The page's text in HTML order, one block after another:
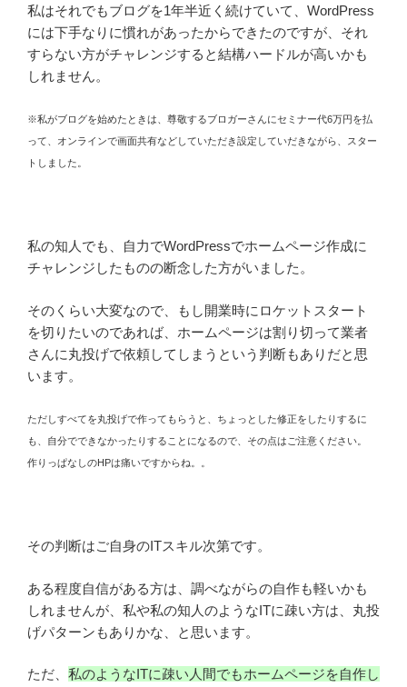
私はそれでもブログを1年半近く続けていて、WordPress
には下手なりに慣れがあったからできたのですが、それ
すらない方がチャレンジすると結構ハードルが高いかも
しれません。
※私がブログを始めたときは、尊敬するブロガーさんにセミナー代6万円を払
って、オンラインで画面共有などしていただき設定していだきながら、スター
トしました。
私の知人でも、自力でWordPressでホームページ作成に
チャレンジしたものの断念した方がいました。
そのくらい大変なので、もし開業時にロケットスタート
を切りたいのであれば、ホームページは割り切って業者
さんに丸投げで依頼してしまうという判断もありだと思
います。
ただしすべてを丸投げで作ってもらうと、ちょっとした修正をしたりするに
も、自分でできなかったりすることになるので、その点はご注意ください。
作りっぱなしのHPは痛いですからね。。
その判断はご自身のITスキル次第です。
ある程度自信がある方は、調べながらの自作も軽いかも
しれませんが、私や私の知人のようなITに疎い方は、丸投
げパターンもありかな、と思います。
ただ、 私のようなITに疎い人間でもホームページを自作し